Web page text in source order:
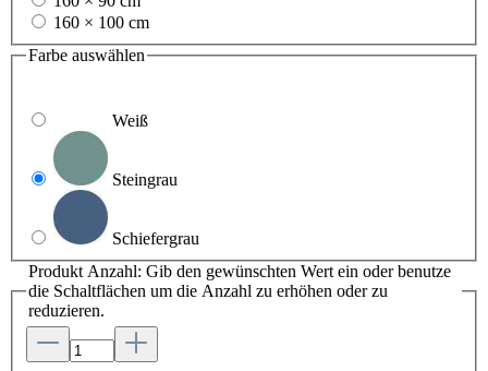
160 × 100 cm
Farbe auswählen
Weiß
Steingrau
Schiefergrau
Produkt Anzahl: Gib den gewünschten Wert ein oder benutze
die Schaltflächen um die Anzahl zu erhöhen oder zu
reduzieren.